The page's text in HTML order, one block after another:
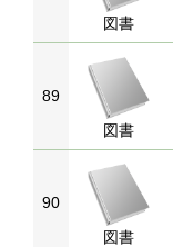
図書
89
図書
90
図書